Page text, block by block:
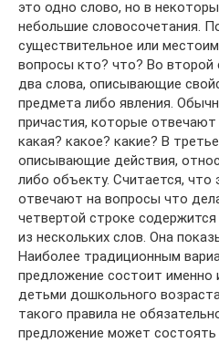
это одно слово, но в
небольшие словосочетания.
существительное или
вопросы кто? что? Во второй
два слова, описывающие
предмета либо явления.
причастия, которые
какая? какое? какие? В
описывающие действия,
либо объекту. Считается, что
отвечают на вопросы что
четвертой строке
из нескольких слов. Она
Наиболее традиционным
предложение состоит именно
детьми дошкольного
такого правила не
предложение может состоять